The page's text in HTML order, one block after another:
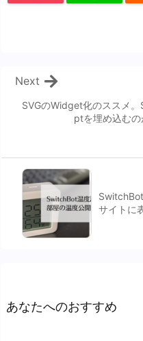
SVGのWidget化のススメ
ptを埋め込むの
Next
サイトに
あなたへのおすすめ